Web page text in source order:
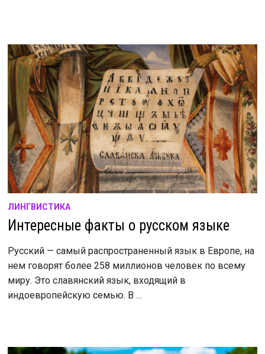
ЛИНГВИСТИКА
Интересные факты о русском языке
Русский — самый распространенный язык в Европе, на
нем говорят более 258 миллионов человек по всему
миру. Это славянский язык, входящий в
индоевропейскую семью. В …